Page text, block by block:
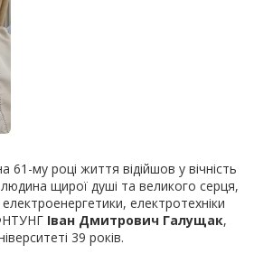
му році життя відійшов у вічність
щирої душі та великого серця,
електротехніки
Іван Дмитрович Галущак,
39 років.